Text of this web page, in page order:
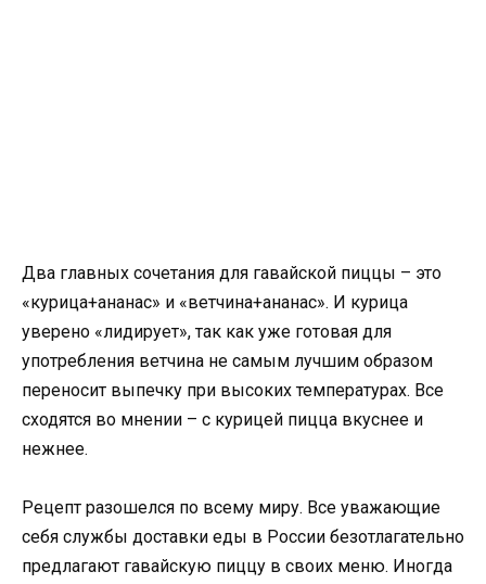
Два главных сочетания для гавайской пиццы – это
«курица+ананас» и «ветчина+ананас». И курица
уверено «лидирует», так как уже готовая для
употребления ветчина не самым лучшим образом
переносит выпечку при высоких температурах. Все
сходятся во мнении – с курицей пицца вкуснее и
нежнее.
Рецепт разошелся по всему миру. Все уважающие
себя службы доставки еды в России безотлагательно
предлагают гавайскую пиццу в своих меню. Иногда